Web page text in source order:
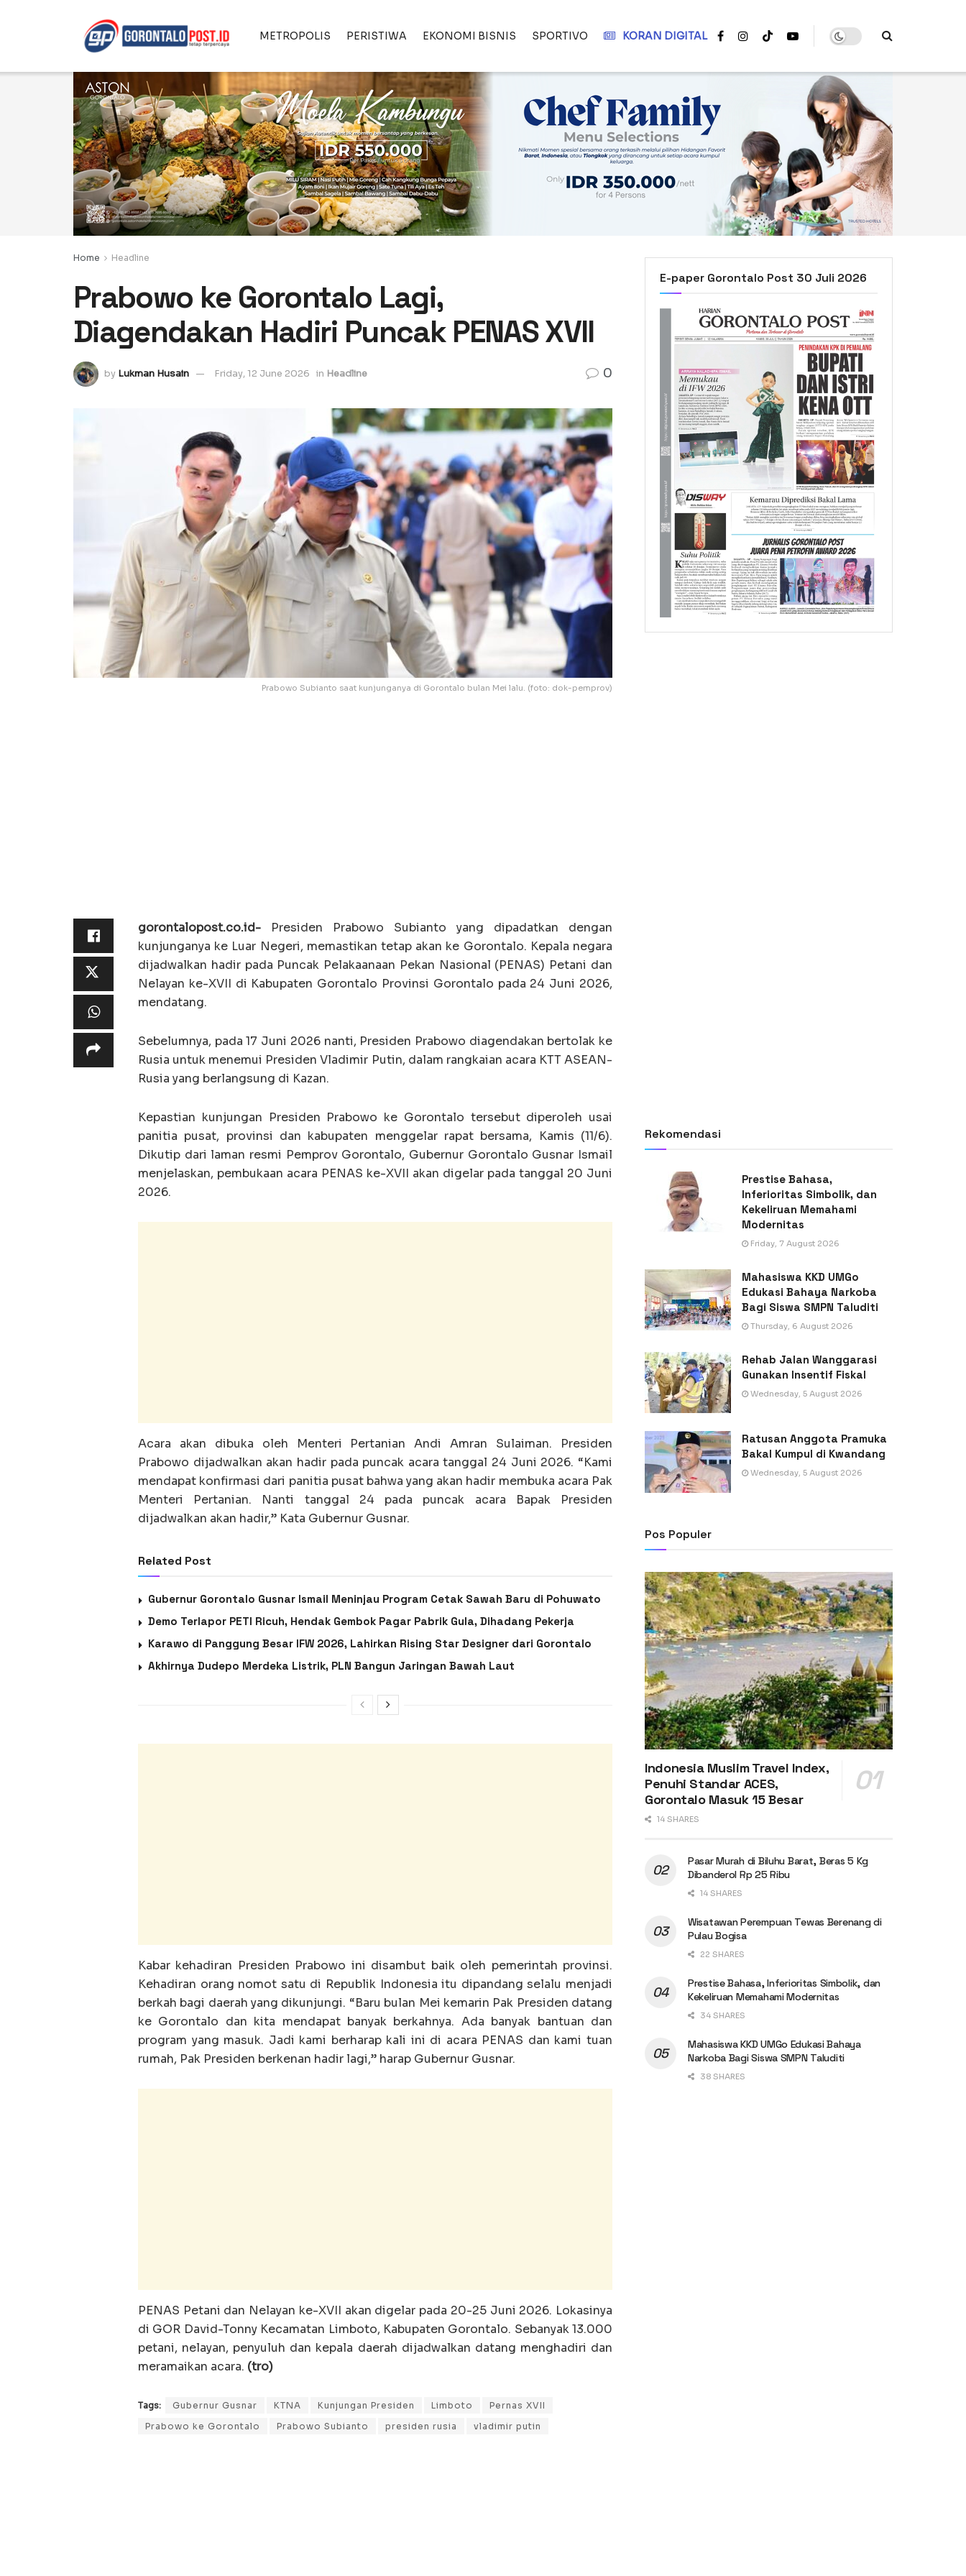
METROPOLIS PERISTIWA EKONOMI BISNIS SPORTIVO KORAN DIGITAL
Home Headline
Prabowo ke Gorontalo Lagi,
Diagendakan Hadiri Puncak PENAS XVII
by Lukman Husain Friday, 12 June 2026 in Headline 0
Prabowo Subianto saat kunjunganya di Gorontalo bulan Mei lalu. (foto: dok-pemprov)
gorontalopost.co.id- Presiden Prabowo Subianto yang dipadatkan dengan
kunjunganya ke Luar Negeri, memastikan tetap akan ke Gorontalo. Kepala negara
dijadwalkan hadir pada Puncak Pelakaanaan Pekan Nasional (PENAS) Petani dan
Nelayan ke-XVII di Kabupaten Gorontalo Provinsi Gorontalo pada 24 Juni 2026,
mendatang.
Sebelumnya, pada 17 Juni 2026 nanti, Presiden Prabowo diagendakan bertolak ke
Rusia untuk menemui Presiden Vladimir Putin, dalam rangkaian acara KTT ASEAN-
Rusia yang berlangsung di Kazan.
Kepastian kunjungan Presiden Prabowo ke Gorontalo tersebut diperoleh usai
panitia pusat, provinsi dan kabupaten menggelar rapat bersama, Kamis (11/6).
Dikutip dari laman resmi Pemprov Gorontalo, Gubernur Gorontalo Gusnar Ismail
menjelaskan, pembukaan acara PENAS ke-XVII akan digelar pada tanggal 20 Juni
2026.
Acara akan dibuka oleh Menteri Pertanian Andi Amran Sulaiman. Presiden
Prabowo dijadwalkan akan hadir pada puncak acara tanggal 24 Juni 2026. “Kami
mendapat konfirmasi dari panitia pusat bahwa yang akan hadir membuka acara Pak
Menteri Pertanian. Nanti tanggal 24 pada puncak acara Bapak Presiden
dijadwalkan akan hadir,” Kata Gubernur Gusnar.
Related Post
Gubernur Gorontalo Gusnar Ismail Meninjau Program Cetak Sawah Baru di Pohuwato
Demo Terlapor PETI Ricuh, Hendak Gembok Pagar Pabrik Gula, Dihadang Pekerja
Karawo di Panggung Besar IFW 2026, Lahirkan Rising Star Designer dari Gorontalo
Akhirnya Dudepo Merdeka Listrik, PLN Bangun Jaringan Bawah Laut
Kabar kehadiran Presiden Prabowo ini disambut baik oleh pemerintah provinsi.
Kehadiran orang nomot satu di Republik Indonesia itu dipandang selalu menjadi
berkah bagi daerah yang dikunjungi. “Baru bulan Mei kemarin Pak Presiden datang
ke Gorontalo dan kita mendapat banyak berkahnya. Ada banyak bantuan dan
program yang masuk. Jadi kami berharap kali ini di acara PENAS dan kami tuan
rumah, Pak Presiden berkenan hadir lagi,” harap Gubernur Gusnar.
PENAS Petani dan Nelayan ke-XVII akan digelar pada 20-25 Juni 2026. Lokasinya
di GOR David-Tonny Kecamatan Limboto, Kabupaten Gorontalo. Sebanyak 13.000
petani, nelayan, penyuluh dan kepala daerah dijadwalkan datang menghadiri dan
meramaikan acara. (tro)
Tags: Gubernur Gusnar KTNA Kunjungan Presiden Limboto
Pernas XVII
Prabowo ke Gorontalo
Prabowo Subianto presiden rusia vladimir putin
E-paper Gorontalo Post 30 Juli 2026
Rekomendasi
Prestise Bahasa,
Inferioritas Simbolik, dan
Kekeliruan Memahami
Modernitas
Friday, 7 August 2026
Mahasiswa KKD UMGo
Edukasi Bahaya Narkoba
Bagi Siswa SMPN Taluditi
Thursday, 6 August 2026
Rehab Jalan Wanggarasi
Gunakan Insentif Fiskal
Wednesday, 5 August 2026
Ratusan Anggota Pramuka
Bakal Kumpul di Kwandang
Wednesday, 5 August 2026
Pos Populer
Indonesia Muslim Travel Index,
Penuhi Standar ACES,
Gorontalo Masuk 15 Besar
14 SHARES
Pasar Murah di Biluhu Barat, Beras 5 Kg
Dibanderol Rp 25 Ribu
14 SHARES
Wisatawan Perempuan Tewas Berenang di
Pulau Bogisa
22 SHARES
Prestise Bahasa, Inferioritas Simbolik, dan
Kekeliruan Memahami Modernitas
34 SHARES
Mahasiswa KKD UMGo Edukasi Bahaya
Narkoba Bagi Siswa SMPN Taluditi
38 SHARES